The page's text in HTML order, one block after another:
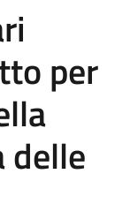
per
delle